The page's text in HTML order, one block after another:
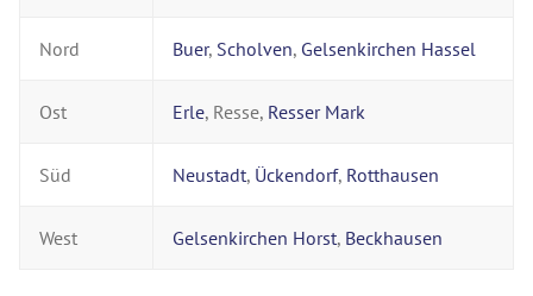
Nord Buer, Scholven, Gelsenkirchen Hassel
Ost Erle, Resse, Resser Mark
Süd Neustadt, Ückendorf, Rotthausen
West Gelsenkirchen Horst, Beckhausen